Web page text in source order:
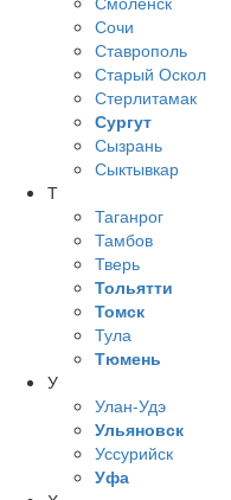
Сочи
Ставрополь
Старый Оскол
Стерлитамак
Сургут
Сызрань
Сыктывкар
Т
Таганрог
Тамбов
Тверь
Тольятти
Томск
Тула
Тюмень
У
Улан-Удэ
Ульяновск
Уссурийск
Уфа